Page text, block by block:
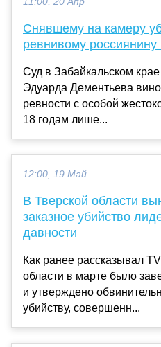
Снявшему на камеру
ревнивому
Суд в Забайкальском
Эдуарда Дементьева
ревности с особой
18 годам лише...
12:00, 19 Май
В Тверской области
заказное убийство
давности
Как ранее рассказывал
области в марте было
и утверждено
убийству, совершенн...